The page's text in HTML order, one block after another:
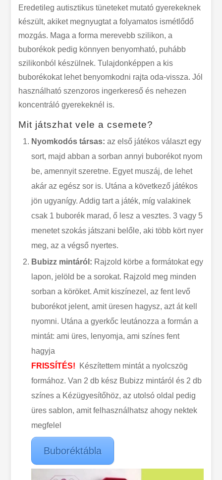
Eredetileg autisztikus tüneteket mutató gyerekeknek
készült, akiket megnyugtat a folyamatos ismétlődő
mozgás. Maga a forma merevebb szilikon, a
buborékok pedig könnyen benyomható, puhább
szilikonból készülnek. Tulajdonképpen a kis
buborékokat lehet benyomkodni rajta oda-vissza. Jól
használható szenzoros ingerkereső és nehezen
koncentráló gyerekeknél is.
Mit játszhat vele a csemete?
Nyomkodós társas: az első játékos választ egy
sort, majd abban a sorban annyi buborékot nyom
be, amennyit szeretne. Egyet muszáj, de lehet
akár az egész sor is. Utána a következő játékos
jön ugyanígy. Addig tart a játék, míg valakinek
csak 1 buborék marad, ő lesz a vesztes. 3 vagy 5
menetet szokás játszani belőle, aki több kört nyer
meg, az a végső nyertes.
Bubizz mintáról: Rajzold körbe a formátokat egy
lapon, jelöld be a sorokat. Rajzold meg minden
sorban a köröket. Amit kiszínezel, az fent levő
buborékot jelent, amit üresen hagysz, azt át kell
nyomni. Utána a gyerkőc leutánozza a formán a
mintát: ami üres, lenyomja, ami színes fent
hagyja
FRISSÍTÉS! Készítettem mintát a nyolcszög
formához. Van 2 db kész Bubizz mintáról és 2 db
színes a Kézügyesítőhöz, az utolsó oldal pedig
üres sablon, amit felhasználhatsz ahogy nektek
megfelel
Buboréktábla